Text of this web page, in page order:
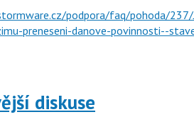
podpora/faq/pohoda/
preneseni-danove-povinnosti--
diskuse